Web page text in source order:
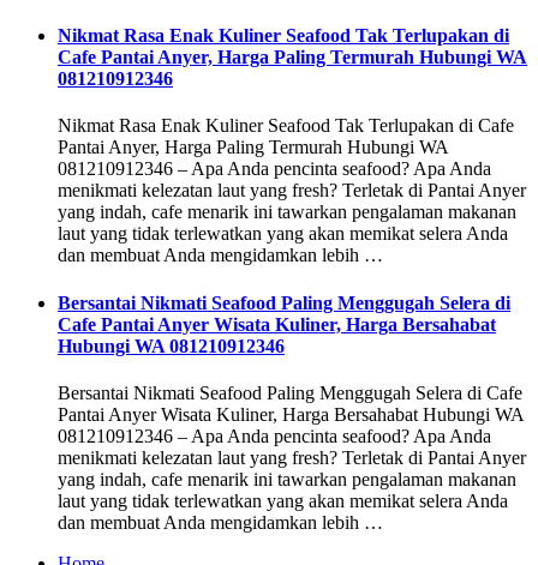
Nikmat Rasa Enak Kuliner Seafood Tak Terlupakan di
Cafe Pantai Anyer, Harga Paling Termurah Hubungi WA
081210912346
Nikmat Rasa Enak Kuliner Seafood Tak Terlupakan di Cafe
Pantai Anyer, Harga Paling Termurah Hubungi WA
081210912346 – Apa Anda pencinta seafood? Apa Anda
menikmati kelezatan laut yang fresh? Terletak di Pantai Anyer
yang indah, cafe menarik ini tawarkan pengalaman makanan
laut yang tidak terlewatkan yang akan memikat selera Anda
dan membuat Anda mengidamkan lebih …
Bersantai Nikmati Seafood Paling Menggugah Selera di
Cafe Pantai Anyer Wisata Kuliner, Harga Bersahabat
Hubungi WA 081210912346
Bersantai Nikmati Seafood Paling Menggugah Selera di Cafe
Pantai Anyer Wisata Kuliner, Harga Bersahabat Hubungi WA
081210912346 – Apa Anda pencinta seafood? Apa Anda
menikmati kelezatan laut yang fresh? Terletak di Pantai Anyer
yang indah, cafe menarik ini tawarkan pengalaman makanan
laut yang tidak terlewatkan yang akan memikat selera Anda
dan membuat Anda mengidamkan lebih …